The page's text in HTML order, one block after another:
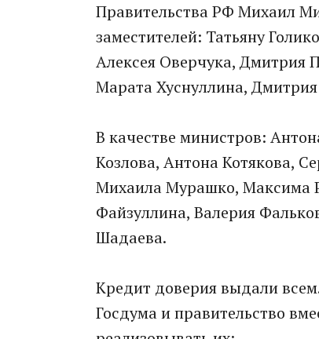
Правительства РФ Михаил
заместителей: Татьяну
Алексея Оверчука, Дмитрия
Марата Хуснуллина,
В качестве министров:
Козлова, Антона Котякова,
Михаила Мурашко, Максима
Файзуллина, Валерия
Шадаева.
Кредит доверия выдали
Госдума и правительство